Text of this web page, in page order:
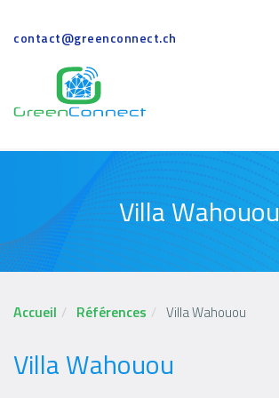
contenu
contact@greenconnect.ch
Villa Wahouou
Accueil Références Villa Wahouou
Villa Wahouou